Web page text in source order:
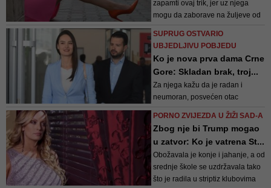
zapamti ovaj trik, jer uz njega
mogu da zaborave na žuljeve od
SUPRUG OSTVARIO
UBJEDLJIVU POBJEDU
Ko je nova prva dama Crne
Gore: Skladan brak, troj...
Za njega kažu da je radan i
neumoran, posvećen otac
kćerkama Sare i Ane i sinu
i brat
PORNO ZVIJEZDA U ŽIŽI SAD-A
Zbog nje bi Trump mogao
u zatvor: Ko je vatrena St...
Obožavala je konje i jahanje, a od
srednje škole se uzdržavala tako
što je radila u striptiz klubovima